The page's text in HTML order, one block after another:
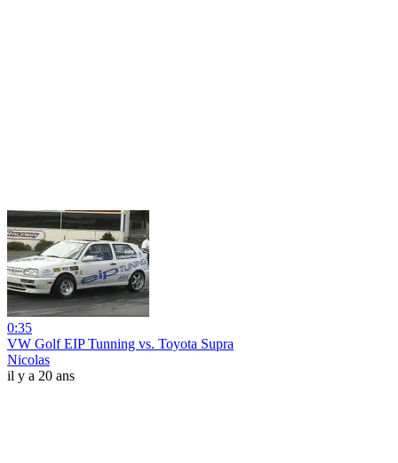
0:35
VW Golf EIP Tunning vs. Toyota Supra
Nicolas
il y a 20 ans